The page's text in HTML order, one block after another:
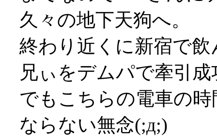
久々の地下天狗へ。
終わり近くに新宿で
兄ぃをデムパで牽引成
でもこちらの電車の
ならない無念(;д;)